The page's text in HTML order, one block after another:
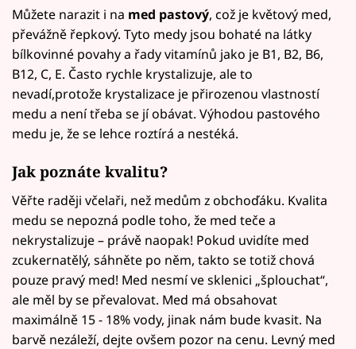
Můžete narazit i na med pastový, což je květový med,
převážně řepkový. Tyto medy jsou bohaté na látky
bílkovinné povahy a řady vitamínů jako je B1, B2, B6,
B12, C, E. Často rychle krystalizuje, ale to
nevadí,protože krystalizace je přirozenou vlastností
medu a není třeba se jí obávat. Výhodou pastového
medu je, že se lehce roztírá a nestéká.
Jak poznáte kvalitu?
Věřte raději včelaři, než medům z obchoďáku. Kvalita
medu se nepozná podle toho, že med teče a
nekrystalizuje – právě naopak! Pokud uvidíte med
zcukernatělý, sáhněte po něm, takto se totiž chová
pouze pravý med! Med nesmí ve sklenici „šplouchat“,
ale měl by se převalovat. Med má obsahovat
maximálně 15 - 18% vody, jinak nám bude kvasit. Na
barvě nezáleží, dejte ovšem pozor na cenu. Levný med